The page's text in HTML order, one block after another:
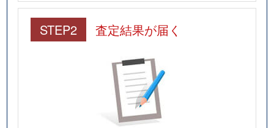
STEP2 査定結果が届く